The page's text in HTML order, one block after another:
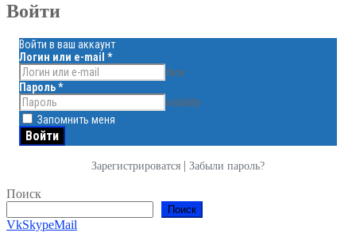
Войти
Войти в ваш аккаунт
Логин или e-mail *
face
Пароль*
visibility
Запомнить меня
Зарегистрироватся | Забыли пароль?
Поиск
Поиск
VkSkypeMail